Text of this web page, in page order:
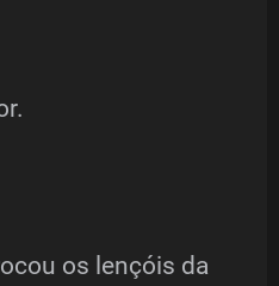
os lençóis da